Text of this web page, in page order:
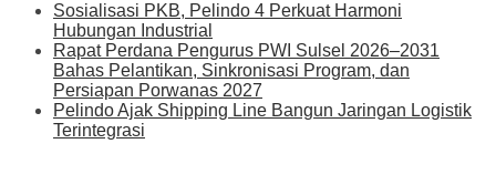
Sosialisasi PKB, Pelindo 4 Perkuat Harmoni
Hubungan Industrial
Rapat Perdana Pengurus PWI Sulsel 2026–2031
Bahas Pelantikan, Sinkronisasi Program, dan
Persiapan Porwanas 2027
Pelindo Ajak Shipping Line Bangun Jaringan Logistik
Terintegrasi